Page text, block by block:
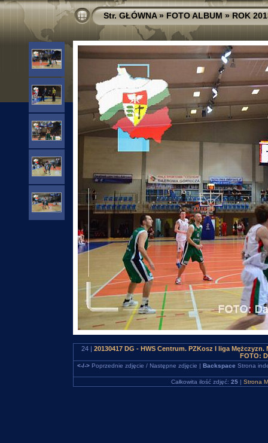
Str. GŁÓWNA»FOTO ALBUM»ROK
24 | 20130417 DG - HWS Centrum. PZKosz I liga
FOTO:
<-/->Poprzednie zdjęcie / Następne zdjęcie | Backspace Strona
Całkowita ilość zdjęć: 25 | Strona